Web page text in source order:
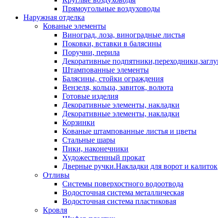
Прямоугольные воздуховоды
Наружная отделка
Кованые элементы
Виноград, лоза, виноградные листья
Поковки, вставки в балясины
Поручни, перила
Декоративные
Штампованные элементы
Балясины, стойки ограждения
Вензеля, кольца, завиток, волюта
Готовые изделия
Декоративные элементы, накладки
Декоративные элементы, накладки
Корзинки
Кованые штампованные листья и цветы
Стальные шары
Пики, наконечники
Художественный прокат
Дверные ручки.Накладки для ворот и калиток
Отливы
Системы поверхостного водоотвода
Водосточная система металлическая
Водосточная система пластиковая
Кровля